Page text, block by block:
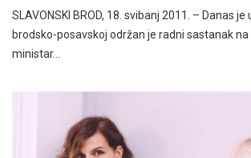
SLAVONSKI BROD, 18. svibanj 2011. – Danas
brodsko-posavskoj održan je radni sastanak
ministar…